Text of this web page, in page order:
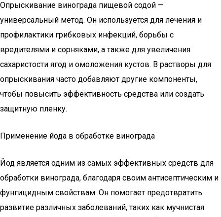
Опрыскивание винограда пищевой содой —
универсальный метод. Он используется для лечения и
профилактики грибковых инфекций, борьбы с
вредителями и сорняками, а также для увеличения
сахаристости ягод и омоложения кустов. В растворы для
опрыскивания часто добавляют другие компоненты,
чтобы повысить эффективность средства или создать
защитную пленку.
Применение йода в обработке винограда
Йод является одним из самых эффективных средств для
обработки винограда, благодаря своим антисептическим и
фунгицидным свойствам. Он помогает предотвратить
развитие различных заболеваний, таких как мучнистая